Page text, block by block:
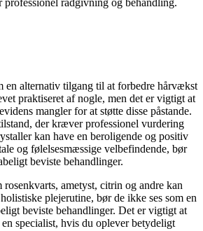
professionel rådgivning og behandling.
en alternativ tilgang til at forbedre hårvækst
praktiseret af nogle, men det er vigtigt at
mangler for at støtte disse påstande.
der kræver professionel vurdering
kan have en beroligende og positiv
og følelsesmæssige velbefindende, bør
beviste behandlinger.
rosenkvarts, ametyst, citrin og andre kan
plejerutine, bør de ikke ses som en
beviste behandlinger. Det er vigtigt at
specialist, hvis du oplever betydeligt